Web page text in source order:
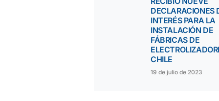
DECLARACIONES
INTERÉS PARA LA
INSTALACIÓN DE
FÁBRICAS DE
CHILE
19 de julio de 2023